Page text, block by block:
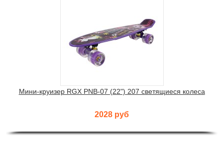
Мини-круизер RGX PNB-07 (22") 207 светящиеся колеса
2028 руб